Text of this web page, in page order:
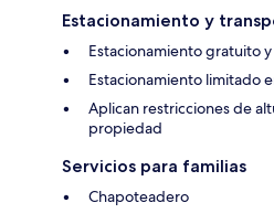
Estacionamiento y
Estacionamiento gratuito
Estacionamiento limitado
Aplican restricciones de
propiedad
Servicios para familias
Chapoteadero